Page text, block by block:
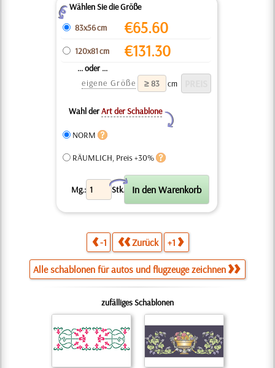
ZWählen Sie die Größe
83x56 cm
€65.60
120x81 cm €131.30
... oder ...
eigene Größe
cm
Wahl derArt der Schablone
Y
NORM
RÄUMLICH, Preis +30%
Mg.: Stk.
X
-1 Zurück +1
Alle schablonen für autos und flugzeuge zeichnen
zufälliges Schablonen